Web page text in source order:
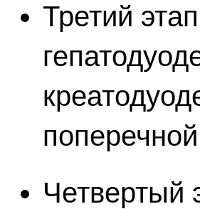
Третий
Четвертый